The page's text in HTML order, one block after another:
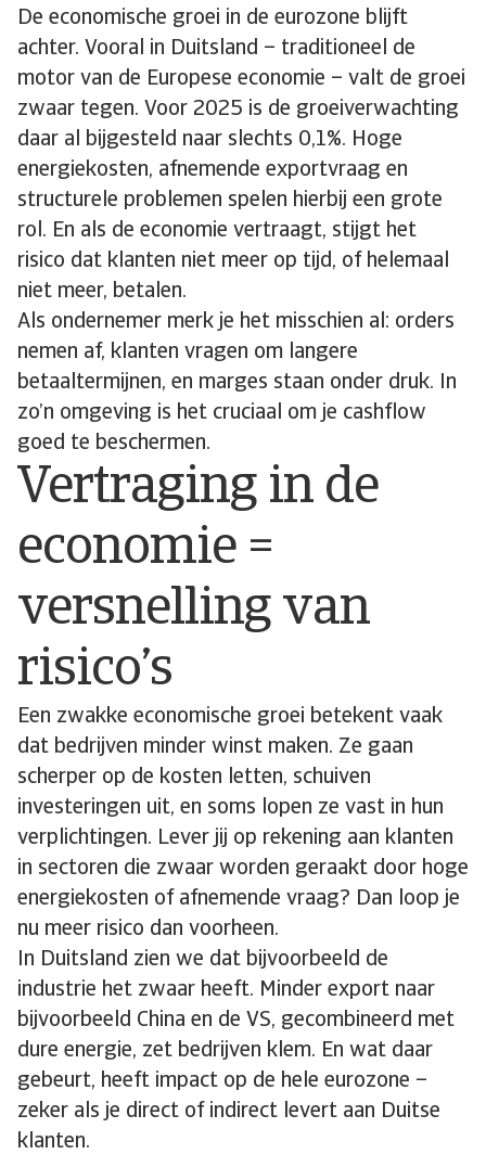
De economische groei in de eurozone blijft
achter. Vooral in Duitsland – traditioneel de
motor van de Europese economie – valt de groei
zwaar tegen. Voor 2025 is de groeiverwachting
daar al bijgesteld naar slechts 0,1%. Hoge
energiekosten, afnemende exportvraag en
structurele problemen spelen hierbij een grote
rol. En als de economie vertraagt, stijgt het
risico dat klanten niet meer op tijd, of helemaal
niet meer, betalen.
Als ondernemer merk je het misschien al: orders
nemen af, klanten vragen om langere
betaaltermijnen, en marges staan onder druk. In
zo’n omgeving is het cruciaal om je cashflow
goed te beschermen.
Vertraging in de
economie =
versnelling van
risico’s
Een zwakke economische groei betekent vaak
dat bedrijven minder winst maken. Ze gaan
scherper op de kosten letten, schuiven
investeringen uit, en soms lopen ze vast in hun
verplichtingen. Lever jij op rekening aan klanten
in sectoren die zwaar worden geraakt door hoge
energiekosten of afnemende vraag? Dan loop je
nu meer risico dan voorheen.
In Duitsland zien we dat bijvoorbeeld de
industrie het zwaar heeft. Minder export naar
bijvoorbeeld China en de VS, gecombineerd met
dure energie, zet bedrijven klem. En wat daar
gebeurt, heeft impact op de hele eurozone –
zeker als je direct of indirect levert aan Duitse
klanten.